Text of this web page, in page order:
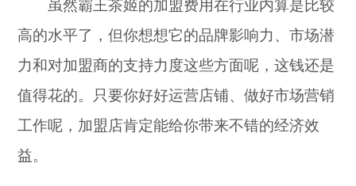
虽然霸王茶姬的加盟费用在行业内算是比较
高的水平了，但你想想它的品牌影响力、市场潜
力和对加盟商的支持力度这些方面呢，这钱还是
值得花的。只要你好好运营店铺、做好市场营销
工作呢，加盟店肯定能给你带来不错的经济效
益。